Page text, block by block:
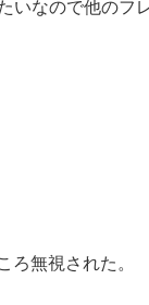
いなので他のフ
ろ無視された。